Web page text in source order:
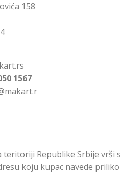
158
1567
teritoriji Republike Srbije vrši
koju kupac navede